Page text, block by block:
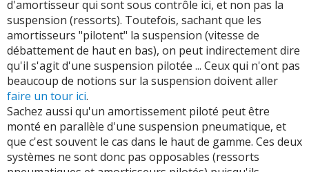
d'amortisseur qui sont sous contrôle ici, et non pas la
suspension (ressorts). Toutefois, sachant que les
amortisseurs "pilotent" la suspension (vitesse de
débattement de haut en bas), on peut indirectement dire
qu'il s'agit d'une suspension pilotée ... Ceux qui n'ont pas
beaucoup de notions sur la suspension doivent aller
faire un tour ici.
Sachez aussi qu'un amortissement piloté peut être
monté en parallèle d'une suspension pneumatique, et
que c'est souvent le cas dans le haut de gamme. Ces deux
systèmes ne sont donc pas opposables (ressorts